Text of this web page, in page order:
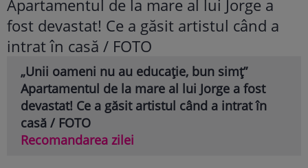
„Unii oameni nu au educație, bun simț”
Apartamentul de la mare al lui Jorge a fost
devastat! Ce a găsit artistul când a intrat în
casă / FOTO
Recomandarea zilei